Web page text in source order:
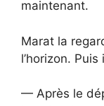
maintenant.
Marat la
l’horizon.
— Après le